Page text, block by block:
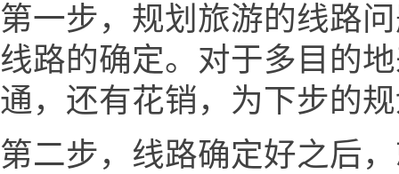
第一步，规划旅游的线路
线路的确定。对于多目的
通，还有花销，为下步的
第二步，线路确定好之后